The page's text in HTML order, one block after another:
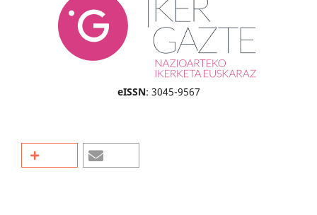
eISSN: 3045-9567